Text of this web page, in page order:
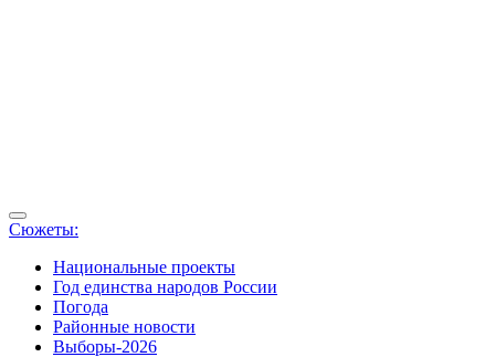
Сюжеты:
Национальные проекты
Год единства народов России
Погода
Районные новости
Выборы-2026